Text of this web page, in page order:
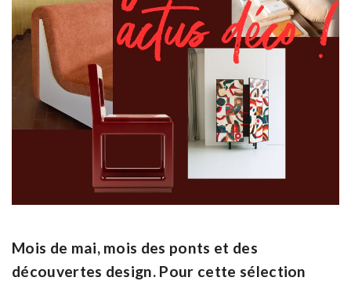
Mois de mai, mois des ponts et des
découvertes design. Pour cette sélection